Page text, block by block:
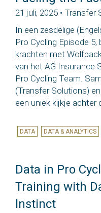
21 juli, 2025 • Transfer
In een zesdelige
Pro Cycling Episode
krachten met
van het AG Insurance
Pro Cycling Team.
(Transfer Solutions)
een uniek kijkje achter
DATA DATA & ANALYTICS
Data in Pro
Training with
Instinct